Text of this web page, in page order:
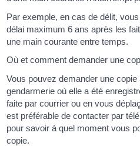
Par exemple, en cas de délit,
délai maximum 6 ans après les
une main courante entre temps.
Où et comment demander une
Vous pouvez demander une
gendarmerie où elle a été
faite par courrier ou en vous
est préférable de contacter par
pour savoir à quel moment vous
copie.